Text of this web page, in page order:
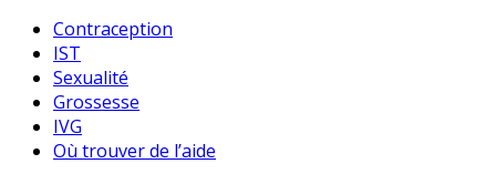
Contraception
IST
Sexualité
Grossesse
IVG
Où trouver de l’aide